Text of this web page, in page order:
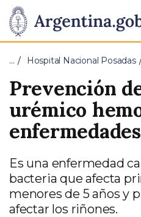
Presidencia
de
la
Nación
Pasar al contenido
… Hospital Nacional Posadas
Prevención
urémico
Es una enfermedad
bacteria que afecta
menores de 5 años y
afectar los riñones.